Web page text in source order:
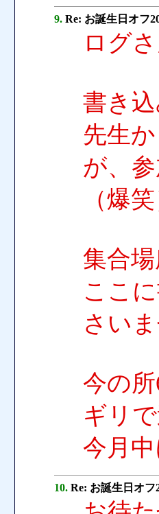
9. Re: お誕生日オフ
ログ
書き
先生
が、
（爆笑
集合
ここ
さいま
今の
ギリ
今月
10. Re: お誕生日オフ